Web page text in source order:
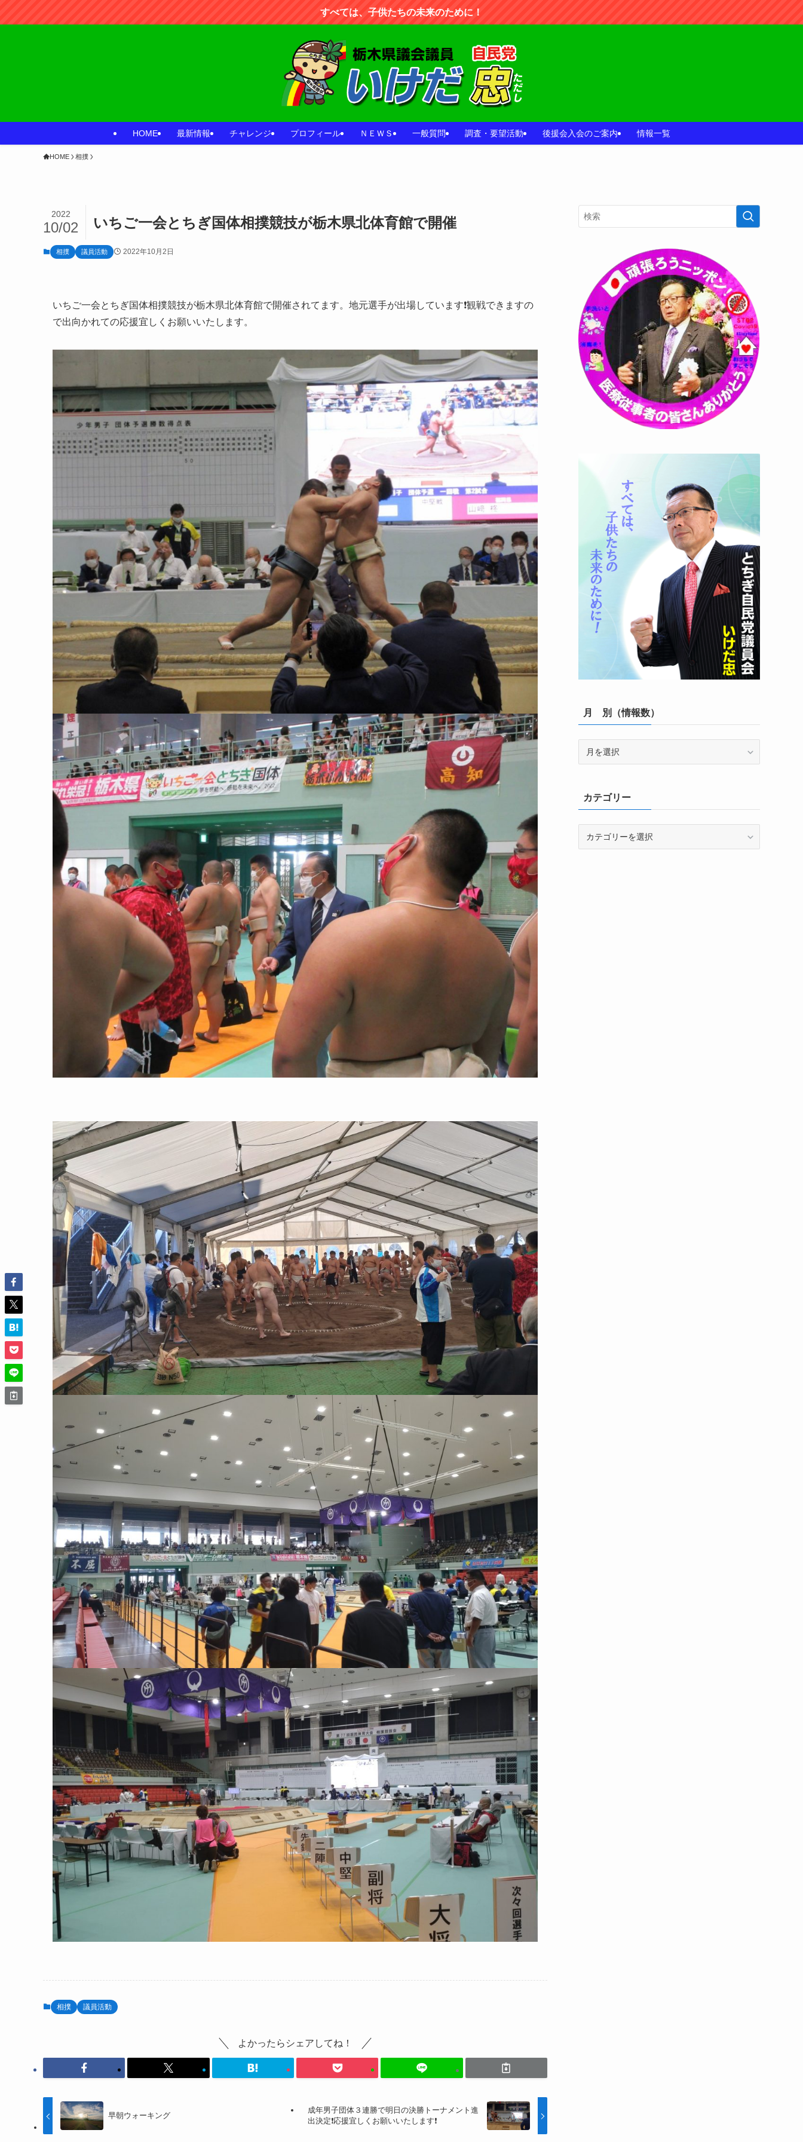
すべては、子供たちの未来のために！
HOME 最新情報 チャレンジ プロフィール ＮＥＷＳ 一般質問 調査・要望活動 後援会入会のご案内 情報一覧
HOME 相撲
いちご一会とちぎ国体相撲競技が栃木県北体育館で開催
2022
10/02
相撲 議員活動 2022年10月2日
いちご一会とちぎ国体相撲競技が栃木県北体育館で開催されてます。地元選手が出場しています❗観戦できますの
で出向かれての応援宜しくお願いいたします。
相撲 議員活動
よかったらシェアしてね！
早朝ウォーキング
成年男子団体３連勝で明日の決勝トーナメント進
出決定❗応援宜しくお願いいたします❗
月 別（情報数）
数）
カテゴリー